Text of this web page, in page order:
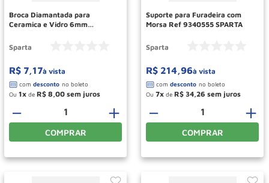
Broca Diamantada para
Ceramica e Vidro 6mm
Sparta
R$ 7,17à vista
Ou 1 de R$ 8 00
＋
－
COMPRAR
Suporte para Furadeira com
Morsa Ref 9340555 SPARTA
Sparta
R$ 214,96à vista
Ou 7 de R$ 34 26
＋
－
COMPRAR